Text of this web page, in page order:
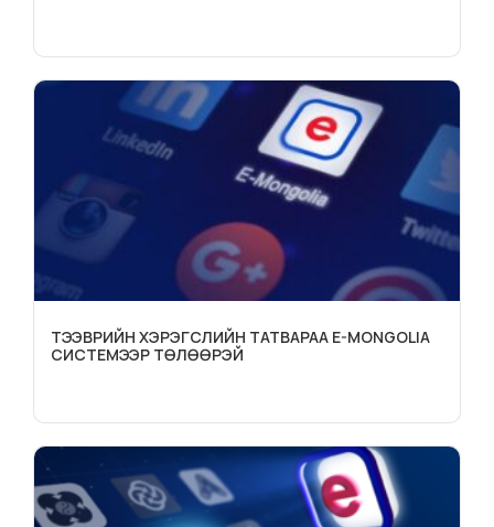
ТЭЭВРИЙН ХЭРЭГСЛИЙН ТАТВАРАА E-MONGOLIA
СИСТЕМЭЭР ТӨЛӨӨРЭЙ